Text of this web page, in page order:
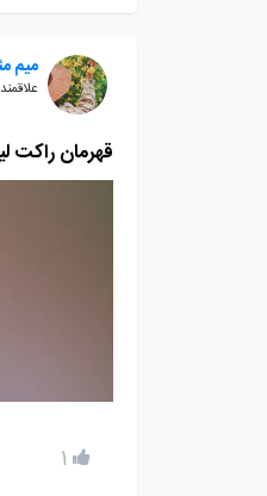
میم
قهرمان راکت
1